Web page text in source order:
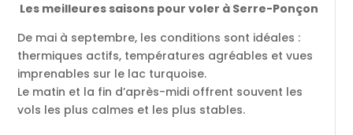
Les meilleures saisons pour voler à Serre-Ponçon
De mai à septembre, les conditions sont idéales :
thermiques actifs, températures agréables et vues
imprenables sur le lac turquoise.
Le matin et la fin d’après-midi offrent souvent les
vols les plus calmes et les plus stables.